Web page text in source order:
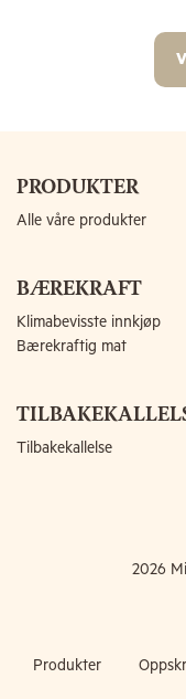
Produkter
PRODUKTER
Alle våre produkter
BÆREKRAFT
Klimabevisste innkjøp
Bærekraftig mat
Tilbakekallelse
2026